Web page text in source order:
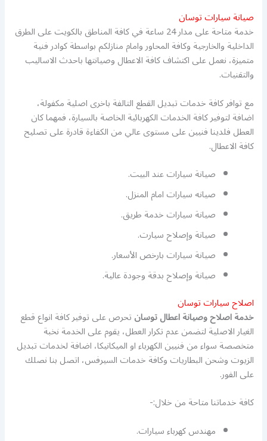
صيانة سيارات توسان
خدمة متاحة على مدار 24 ساعة في كافة المناطق بالكويت على الطرق
الداخلية والخارجية وكافة المحاور وامام منازلكم بواسطة كوادر فنية
متميزة، نعمل على اكتشاف كافة الاعطال وصيانتها باحدث الاساليب
والتقنيات.
مع توافر كافة خدمات تبديل القطع التالفة باخرى اصلية مكفولة،
اضافة لتوفير كافة الخدمات الكهربائية الخاصة بالسيارة، فمهما كان
العطل فلدينا فنيين على مستوى عالي من الكفاءة قادرة على تصليح
كافة الاعطال.
صيانة سيارات عند البيت.
صيانه سيارات امام المنزل.
صيانة سيارات خدمة طريق.
صيانة وإصلاح سيارت.
صيانة سيارات بارخص الأسعار.
صيانة وإصلاح بدقة وجودة عالية.
اصلاح سيارات توسان
خدمة اصلاح وصيانة اعطال توسانتحرص على توفير كافة انواع قطع
الغيار الاصلية لتضمن عدم تكرار العطل، يقوم على الخدمة نخبة
متخصصة سواء من فنيين الكهرباء او الميكانيكا، اضافة لخدمات تبديل
الزيوت وشحن البطاريات وكافة خدمات السيرفس، اتصل بنا نصلك
على الفور.
كافة خدماتنا متاحة من خلال:-
مهندس كهرباء سيارات.